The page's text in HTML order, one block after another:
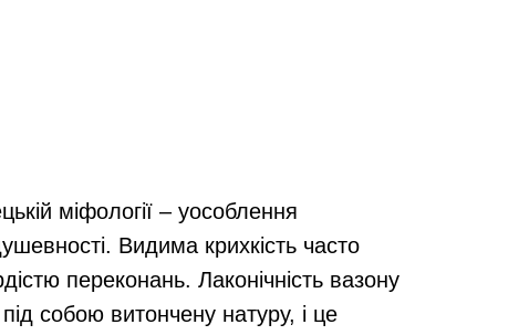
міфології – уособлення
Видима крихкість часто
переконань. Лаконічність вазону
собою витончену натуру, і це